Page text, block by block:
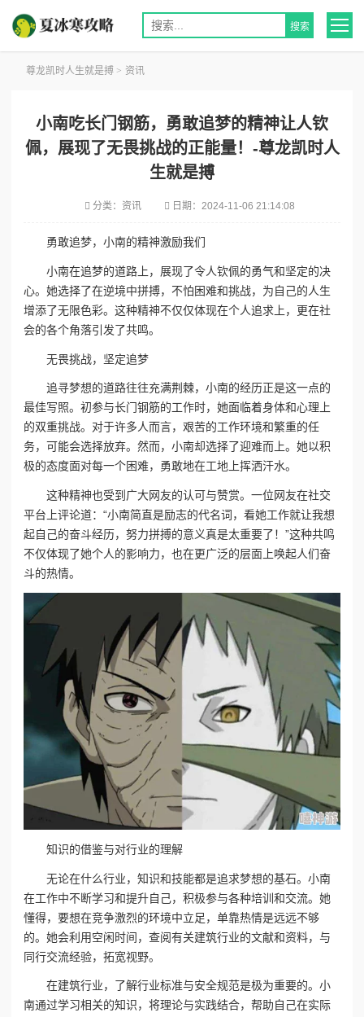
尊龙凯时人生就是搏 > 资讯
小南吃长门钢筋，勇敢追梦的精神让人钦
佩，展现了无畏挑战的正能量！-尊龙凯时人
生就是搏
分类： 资讯 日期： 2024-11-06 21:14:08
勇敢追梦，小南的精神激励我们
小南在追梦的道路上，展现了令人钦佩的勇气和坚定的决
心。她选择了在逆境中拼搏，不怕困难和挑战，为自己的人生
增添了无限色彩。这种精神不仅仅体现在个人追求上，更在社
会的各个角落引发了共鸣。
无畏挑战，坚定追梦
追寻梦想的道路往往充满荆棘，小南的经历正是这一点的
最佳写照。初参与长门钢筋的工作时，她面临着身体和心理上
的双重挑战。对于许多人而言，艰苦的工作环境和繁重的任
务，可能会选择放弃。然而，小南却选择了迎难而上。她以积
极的态度面对每一个困难，勇敢地在工地上挥洒汗水。
这种精神也受到广大网友的认可与赞赏。一位网友在社交
平台上评论道：“小南简直是励志的代名词，看她工作就让我想
起自己的奋斗经历，努力拼搏的意义真是太重要了！”这种共鸣
不仅体现了她个人的影响力，也在更广泛的层面上唤起人们奋
斗的热情。
知识的借鉴与对行业的理解
无论在什么行业，知识和技能都是追求梦想的基石。小南
在工作中不断学习和提升自己，积极参与各种培训和交流。她
懂得，要想在竞争激烈的环境中立足，单靠热情是远远不够
的。她会利用空闲时间，查阅有关建筑行业的文献和资料，与
同行交流经验，拓宽视野。
在建筑行业，了解行业标准与安全规范是极为重要的。小
南通过学习相关的知识，将理论与实践结合，帮助自己在实际